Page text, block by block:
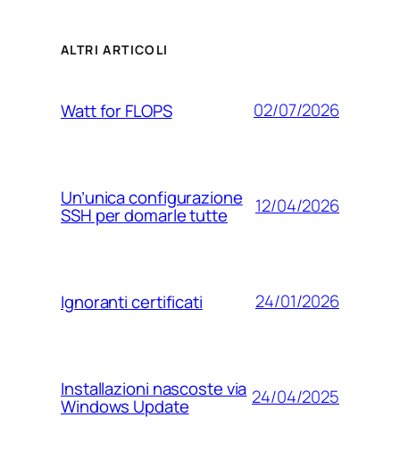
ALTRI ARTICOLI
Watt for FLOPS 02/07/2026
Un’unica configurazione
SSH per domarle tutte 12/04/2026
Ignoranti certificati 24/01/2026
Installazioni nascoste via
Windows Update 24/04/2025